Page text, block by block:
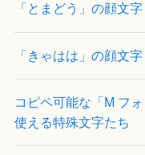
「とまどう」の顔文字
「きゃはは」の顔文字
コピペ可能な「M フ
使える特殊文字たち